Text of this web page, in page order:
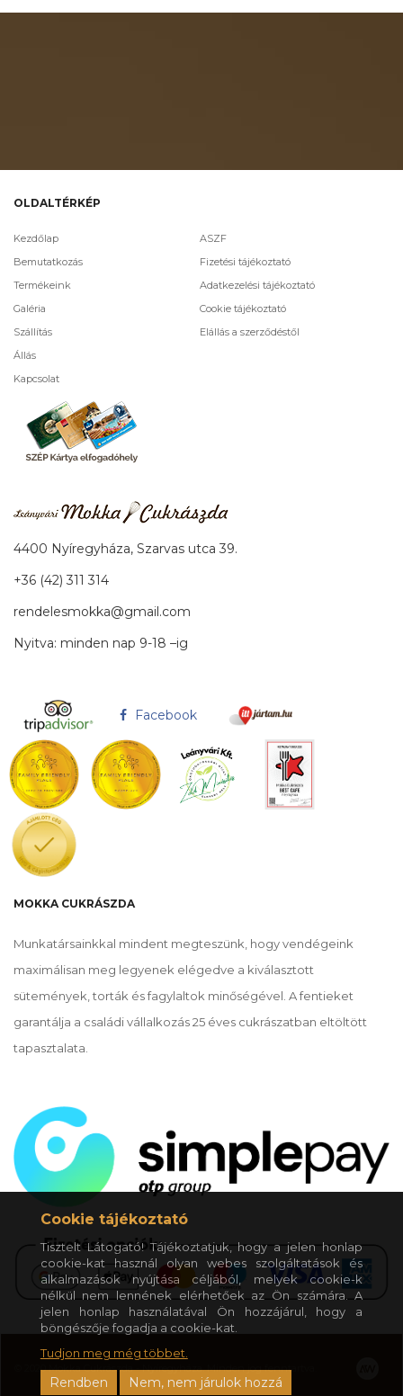
OLDALTÉRKÉP
Kezdőlap
Bemutatkozás
Termékeink
Galéria
Szállítás
Állás
Kapcsolat
ASZF
Fizetési tájékoztató
Adatkezelési tájékoztató
Cookie tájékoztató
Elállás a szerződéstől
4400 Nyíregyháza, Szarvas utca 39.
+36 (42) 311 314
rendelesmokka@gmail.com
Nyitva: minden nap 9-18 –ig
Facebook
MOKKA CUKRÁSZDA
Munkatársainkkal mindent megteszünk, hogy vendégeink
maximálisan meg legyenek elégedve a kiválasztott
sütemények, torták és fagylaltok minőségével. A fentieket
garantálja a családi vállalkozás 25 éves cukrászatban eltöltött
tapasztalata.
© 2020 Mokka Cukrászda - Nyíregyháza. Minden jog fenntartva.
Cookie tájékoztató
Tisztelt Látogató! Tájékoztatjuk, hogy a jelen honlap
cookie-kat használ olyan webes szolgáltatások és
alkalmazások nyújtása céljából, melyek cookie-k
nélkül nem lennének elérhetőek az Ön számára. A
jelen honlap használatával Ön hozzájárul, hogy a
böngészője fogadja a cookie-kat.
Tudjon meg még többet.
Rendben Nem, nem járulok hozzá